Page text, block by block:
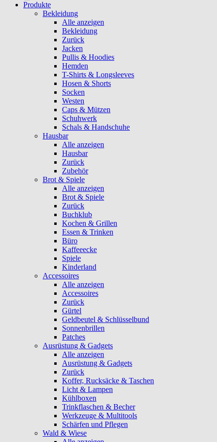
Produkte
Bekleidung
Alle anzeigen
Bekleidung
Zurück
Jacken
Pullis & Hoodies
Hemden
T-Shirts & Longsleeves
Hosen & Shorts
Socken
Westen
Caps & Mützen
Schuhwerk
Schals & Handschuhe
Hausbar
Alle anzeigen
Hausbar
Zurück
Zubehör
Brot & Spiele
Alle anzeigen
Brot & Spiele
Zurück
Buchklub
Kochen & Grillen
Essen & Trinken
Büro
Kaffeeecke
Spiele
Kinderland
Accessoires
Alle anzeigen
Accessoires
Zurück
Gürtel
Geldbeutel & Schlüsselbund
Sonnenbrillen
Patches
Ausrüstung & Gadgets
Alle anzeigen
Ausrüstung & Gadgets
Zurück
Koffer, Rucksäcke & Taschen
Licht & Lampen
Kühlboxen
Trinkflaschen & Becher
Werkzeuge & Multitools
Schärfen und Pflegen
Wald & Wiese